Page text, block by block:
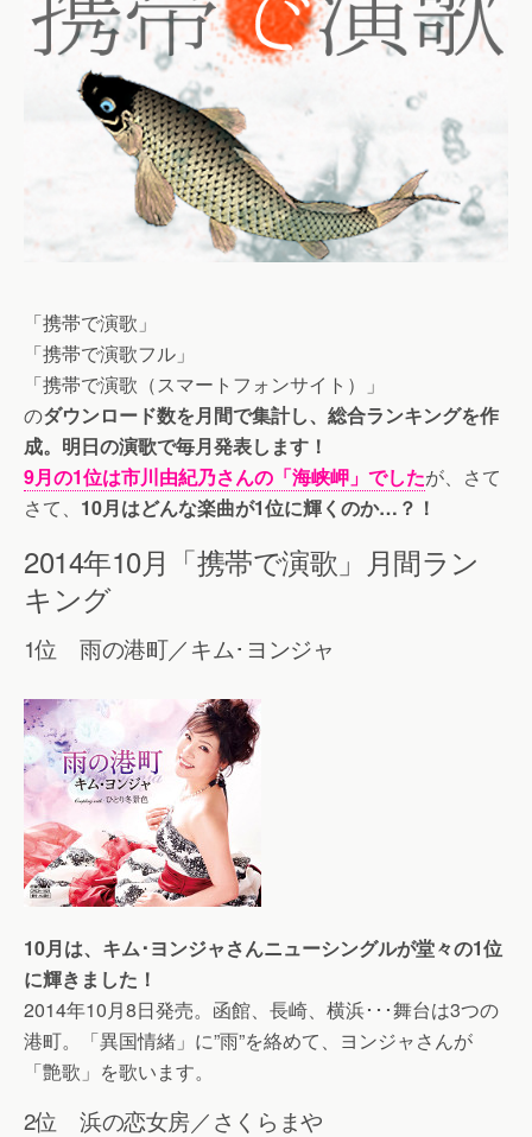
「携帯で演歌」
「携帯で演歌フル」
「携帯で演歌（スマートフォンサイト）」
のダウンロード数を月間で集計し、総合ランキングを作
成。明日の演歌で毎月発表します！
9月の1位は市川由紀乃さんの「海峡岬」でしたが、さて
さて、 10月はどんな楽曲が1位に輝くのか…？！
2014年10月「携帯で演歌」月間ラン
キング
1位 雨の港町／キム･ヨンジャ
10月は、キム･ヨンジャさんニューシングルが堂々の1位
に輝きました！
2014年10月8日発売。函館、長崎、横浜･･･舞台は3つの
港町。「異国情緒」に”雨”を絡めて、ヨンジャさんが
「艶歌」を歌います。
2位 浜の恋女房／さくらまや